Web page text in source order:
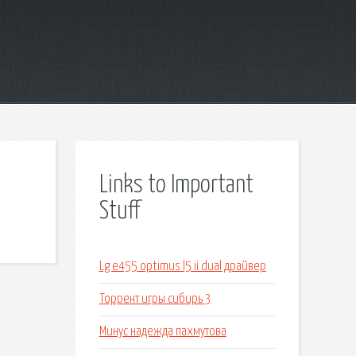
Links to Important
Stuff
Lg e455 optimus l5 ii dual драйвер
Торрент игры сибирь 3
Минус надежда пахмутова